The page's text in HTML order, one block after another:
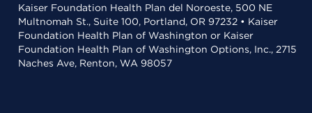
Kaiser Foundation Health Plan del Noroeste, 500 NE
Multnomah St., Suite 100, Portland, OR 97232 • Kaiser
Foundation Health Plan of Washington or Kaiser
Foundation Health Plan of Washington Options, Inc., 2715
Naches Ave, Renton, WA 98057